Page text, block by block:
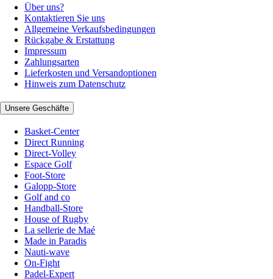
Über uns?
Kontaktieren Sie uns
Allgemeine Verkaufsbedingungen
Rückgabe & Erstattung
Impressum
Zahlungsarten
Lieferkosten und Versandoptionen
Hinweis zum Datenschutz
Unsere Geschäfte
Basket-Center
Direct Running
Direct-Volley
Espace Golf
Foot-Store
Galopp-Store
Golf and co
Handball-Store
House of Rugby
La sellerie de Maé
Made in Paradis
Nauti-wave
On-Fight
Padel-Expert